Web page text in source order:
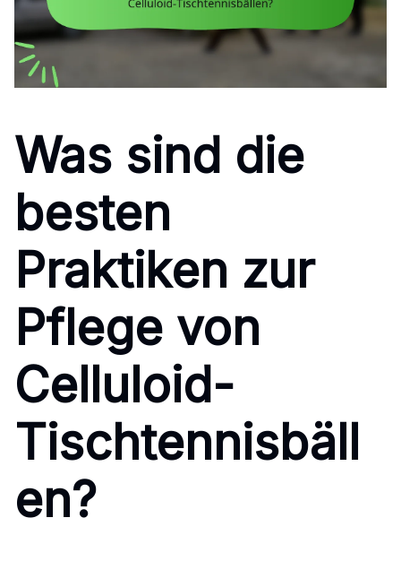
Was sind die
besten
Praktiken zur
Pflege von
Celluloid-
Tischtennisbäll
en?